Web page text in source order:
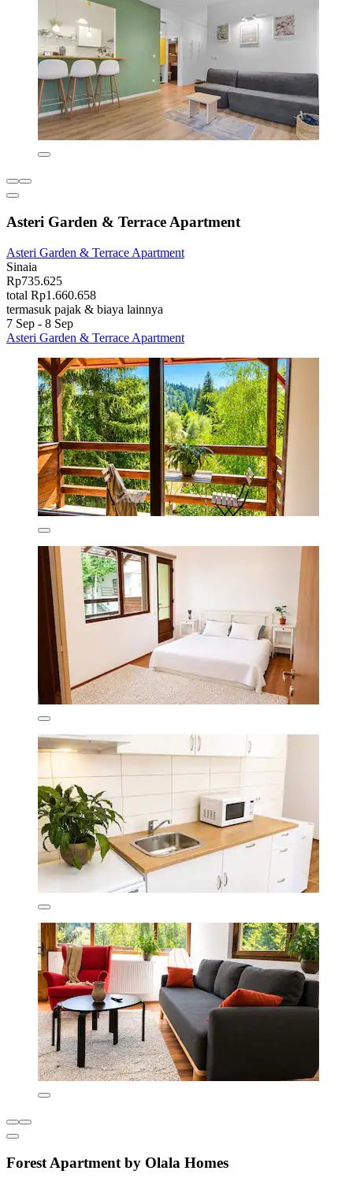
Asteri Garden & Terrace Apartment
Asteri Garden & Terrace Apartment
Sinaia
Rp735.625
total Rp1.660.658
termasuk pajak & biaya lainnya
7 Sep - 8 Sep
Asteri Garden & Terrace Apartment
Forest Apartment by Olala Homes